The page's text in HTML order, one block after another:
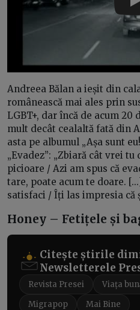
Andreea Bălan a ieșit din
românească mai ales prin
LGBT+, dar încă de acum 20
mult decât cealaltă fată din
asta pe albumul „Așa sunt
„Evadez”: „Zbiară cât vrei
picioare / Azi am spus că
tare, poate acum te doare.
satisfaci / Îți las impresia că
Honey – Fetițele și
Citește știrile
Newsletterele
Revista Presei
Viața
Migrapop
Mai Bine